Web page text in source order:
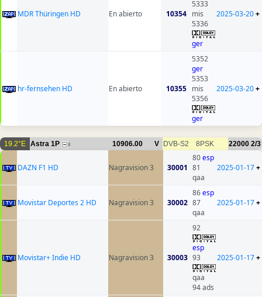
MDR Thüringen HD En abierto 10354
5333
mis
5336
ger
2025-03-20+
hr-fernsehen HD En abierto 10355
5352
ger
5353
mis
5356
ger
2025-03-20+
19.2°E Astra 1P 8 10906.00 V DVB-S2 8PSK 22000 2/3
DAZN F1 HD Nagravision 3 30001
80esp
81
qaa
2025-01-17+
Movistar Deportes 2 HD Nagravision 3 30002
86esp
87
qaa
2025-01-17+
Movistar+ Indie HD Nagravision 3 30003
92
esp
93
qaa
94 ads
2025-01-17+